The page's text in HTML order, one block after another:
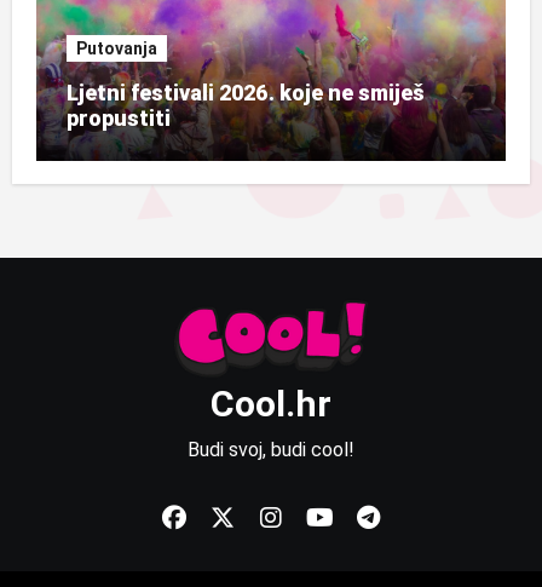
Putovanja
Ljetni festivali 2026. koje ne smiješ
propustiti
Cool.hr
Budi svoj, budi cool!